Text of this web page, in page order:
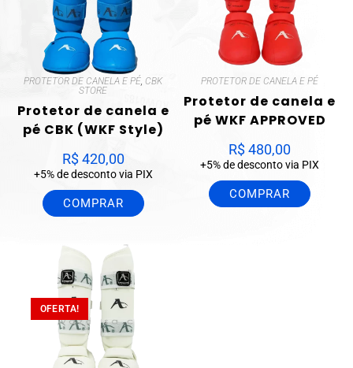
PROTETOR DE CANELA E PÉ,CBK
STORE
Protetor de canela e
pé CBK (WKF Style)
R$420,00
+5% de desconto via PIX
COMPRAR
PROTETOR DE CANELA E PÉ
Protetor de canela e
pé WKF APPROVED
R$480,00
+5% de desconto via PIX
COMPRAR
OFERTA!